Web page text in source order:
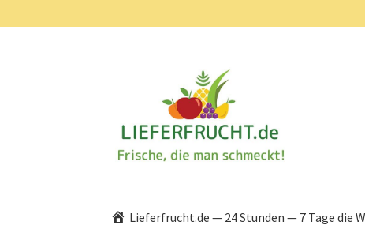
Lieferfrucht.de — 24 Stunden — 7 Tage die